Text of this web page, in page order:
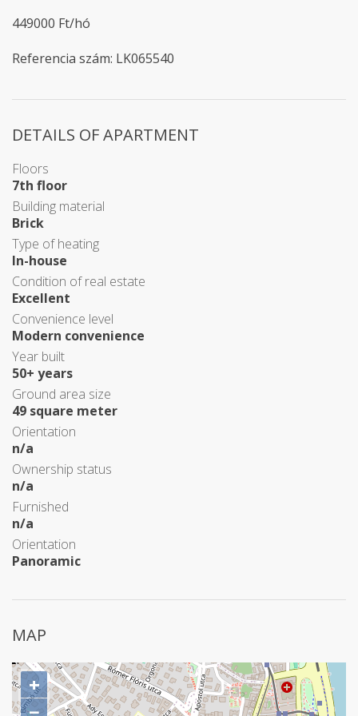
449000 Ft/hó
Referencia szám: LK065540
DETAILS OF APARTMENT
Floors
7th floor
Building material
Brick
Type of heating
In-house
Condition of real estate
Excellent
Convenience level
Modern convenience
Year built
50+ years
Ground area size
49 square meter
Orientation
n/a
Ownership status
n/a
Furnished
n/a
Orientation
Panoramic
MAP
+